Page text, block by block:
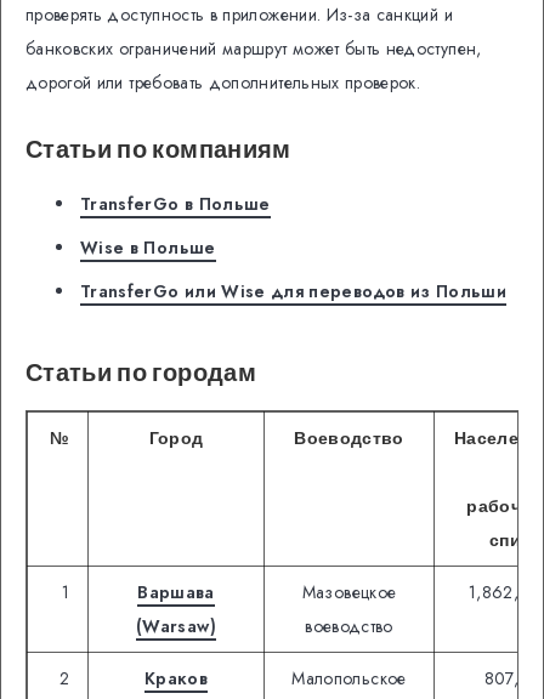
проверять доступность в приложении. Из-за санкций и
банковских ограничений маршрут может быть недоступен,
дорогой или требовать дополнительных проверок.
Статьи по компаниям
TransferGo в Польше
Wise в Польше
TransferGo или Wise для переводов из Польши
Статьи по городам
№ Город Воеводство
1
Варшава
(Warsaw)
Мазовецкое
воеводство
2
Краков
Малопольское